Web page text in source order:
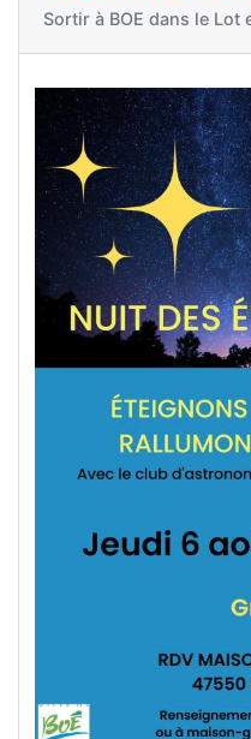
Sortir à BOE dans le Lot